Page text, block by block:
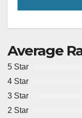
Average
5 Star
4 Star
3 Star
2 Star